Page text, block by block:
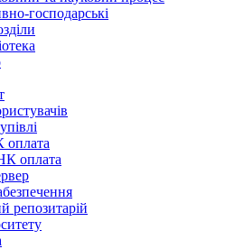
господарські
оплата
репозитарій